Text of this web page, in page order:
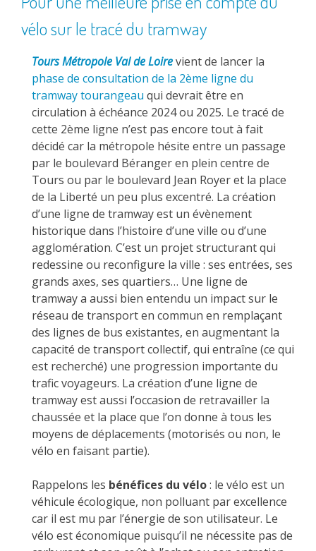
vélo sur le tracé du tramway
Tours Métropole Val de Loirevient de lancer la
phase de consultation de la 2ème ligne du
tramway tourangeau qui devrait être en
circulation à échéance 2024 ou 2025. Le tracé de
cette 2ème ligne n’est pas encore tout à fait
décidé car la métropole hésite entre un passage
par le boulevard Béranger en plein centre de
Tours ou par le boulevard Jean Royer et la place
de la Liberté un peu plus excentré. La création
d’une ligne de tramway est un évènement
historique dans l’histoire d’une ville ou d’une
agglomération. C’est un projet structurant qui
redessine ou reconfigure la ville : ses entrées, ses
grands axes, ses quartiers… Une ligne de
tramway a aussi bien entendu un impact sur le
réseau de transport en commun en remplaçant
des lignes de bus existantes, en augmentant la
capacité de transport collectif, qui entraîne (ce qui
est recherché) une progression importante du
trafic voyageurs. La création d’une ligne de
tramway est aussi l’occasion de retravailler la
chaussée et la place que l’on donne à tous les
moyens de déplacements (motorisés ou non, le
vélo en faisant partie).
Rappelons les bénéfices du vélo: le vélo est un
véhicule écologique, non polluant par excellence
car il est mu par l’énergie de son utilisateur. Le
vélo est économique puisqu’il ne nécessite pas de